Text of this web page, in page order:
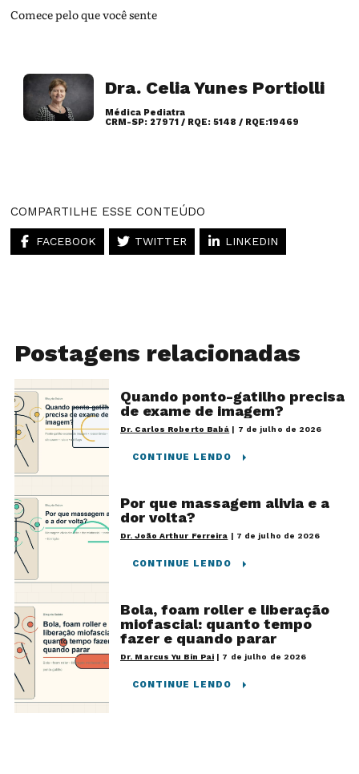
Comece pelo que você sente
Dra. Celia Yunes Portiolli
Médica Pediatra
CRM-SP: 27971 / RQE: 5148 / RQE:19469
COMPARTILHE ESSE CONTEÚDO
FACEBOOK TWITTER LINKEDIN
Postagens relacionadas
Quando ponto-gatilho precisa
de exame de imagem?
Dr. Carlos Roberto Babá | 7 de julho de 2026
CONTINUE LENDO
Por que massagem alivia e a
dor volta?
Dr. João Arthur Ferreira | 7 de julho de 2026
CONTINUE LENDO
Bola, foam roller e liberação
miofascial: quanto tempo
fazer e quando parar
Dr. Marcus Yu Bin Pai | 7 de julho de 2026
CONTINUE LENDO